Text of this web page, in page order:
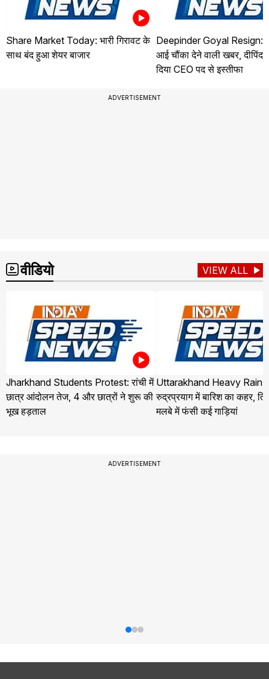
Share Market Today: भारी गिरावट के
साथ बंद हुआ शेयर बाजार
Deepinder Goyal Resign:
आई चौंका देने वाली खबर,
दिया CEO पद से इस्तीफा
ADVERTISEMENT
वीडियो VIEW ALL
Jharkhand Students Protest: रांची में
छात्र आंदोलन तेज, 4 और छात्रों ने शुरू की
भूख हड़ताल
Uttarakhand Heavy Rain
रुद्रप्रयाग में बारिश का कहर,
मलबे में फंसी कई गाड़ियां
ADVERTISEMENT